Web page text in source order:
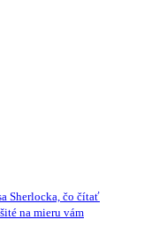
Sherlocka, čo čítať
na mieru vám